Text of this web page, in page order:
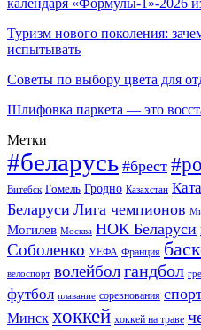
Туризм нового поколения:
испытывать
Советы по выбору цвета для
Шлифовка паркета — это
Метки
#беларусь #брест
Витебск Гомель Гродно Казахстан
Беларуси Лига чемпионов
Могилев Москва НОК Беларуси
Соболенко УЕФА Франция
велоспорт волейболгандбол
футбол плавание соревнования
Минск хоккей хоккей на траве